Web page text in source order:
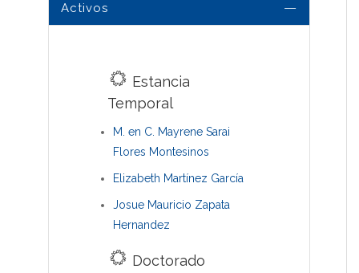
Activos
Estancia
Temporal
M. en C. Mayrene Sarai
Flores Montesinos
Elizabeth Martínez García
Josue Mauricio Zapata
Hernandez
Doctorado